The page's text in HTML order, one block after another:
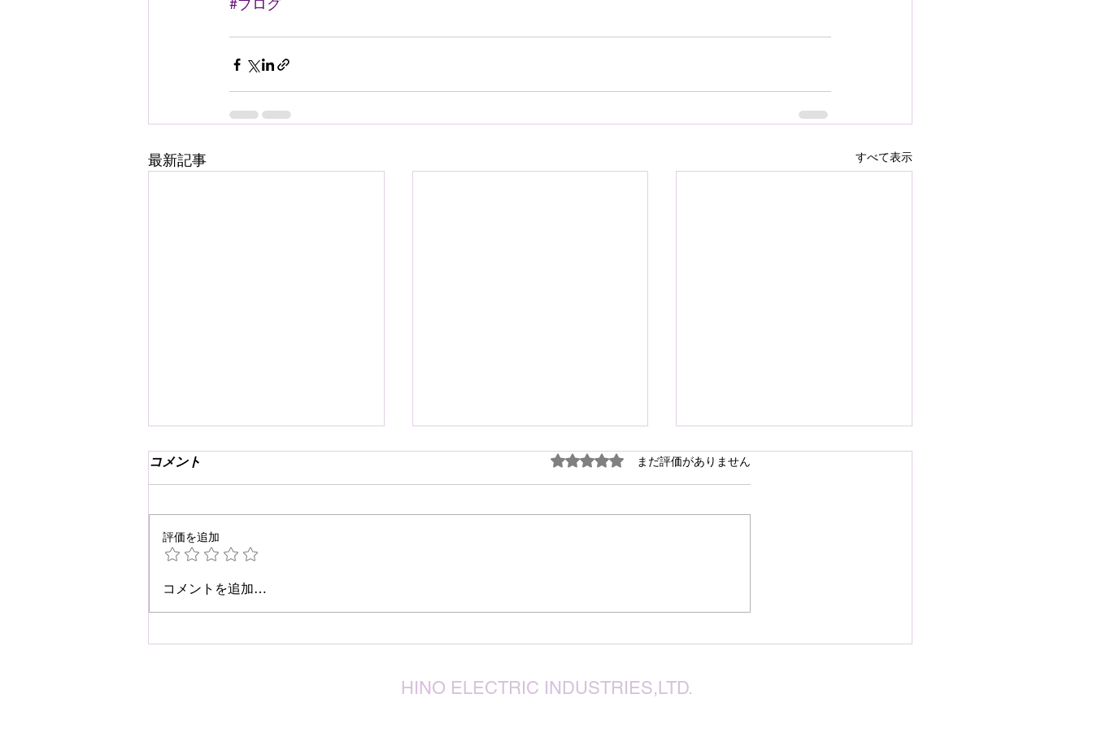
#ブログ
最新記事 すべて表示
☆肩こり・腰痛予防☆
謹んで熊本県の地震災害のお
確保されますとともに、速やかに
コメント 5つ星のうち0と評価されています。
まだ評価がありません
評価を追加
コメントを追加…
HINO ELECTRIC INDUSTRIES,LTD.